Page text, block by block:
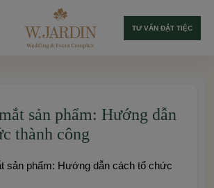
TƯ VẤN ĐẶT TIỆC
sản phẩm: Hướng dẫn
thành công